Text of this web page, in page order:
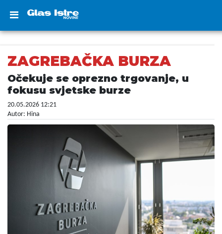
ZAGREBAČKA BURZA
Očekuje se oprezno trgovanje, u
fokusu svjetske burze
20.05.2026 12:21
Autor: Hina